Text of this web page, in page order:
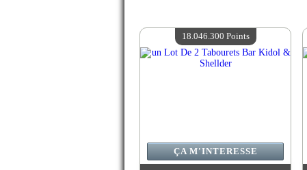
ÇA M'INTERESSE
18.046.300 Points